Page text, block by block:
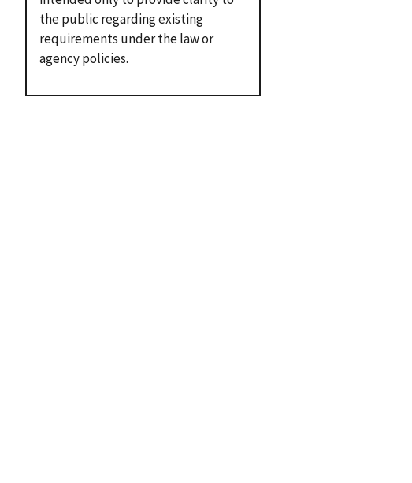
the public regarding existing
requirements under the law or
agency policies.